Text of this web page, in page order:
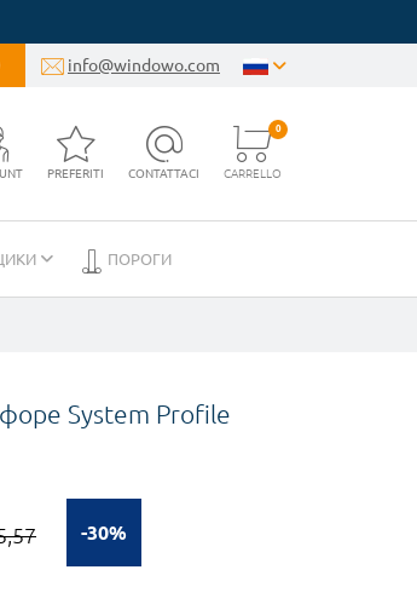
info@windowo.com
PREFERITI CONTATTACI CARRELLO
0
ПОРОГИ
System Profile
-30%